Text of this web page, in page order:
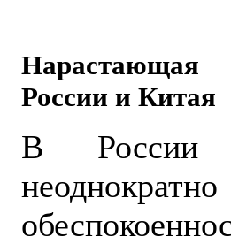
России и Китая
В